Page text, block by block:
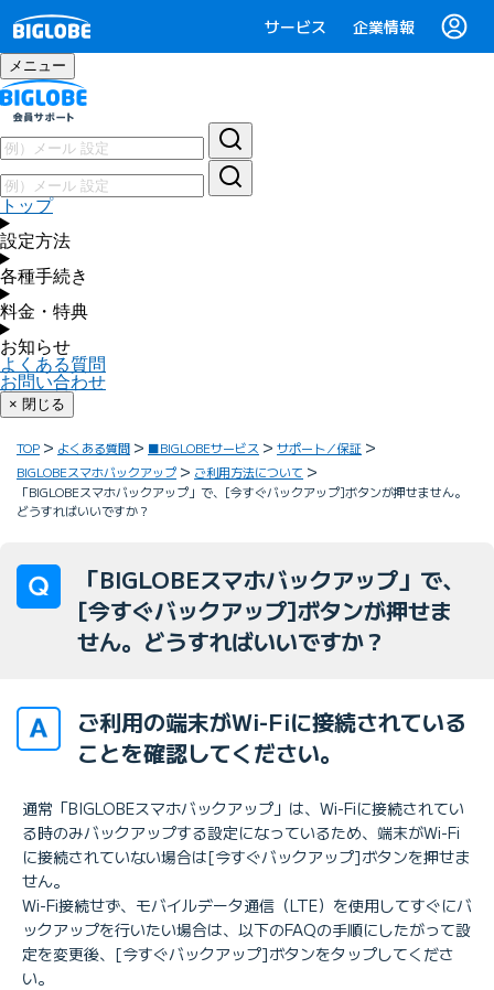
サービス 企業情報
メニュー
トップ
設定方法
各種手続き
料金・特典
お知らせ
よくある質問
お問い合わせ
× 閉じる
TOP よくある質問 ■BIGLOBEサービス
サポート／保証
BIGLOBEスマホバックアップ
ご利用方法について
「BIGLOBEスマホバックアップ」で、[今すぐバックアップ]ボタンが押せません。
どうすればいいですか？
「BIGLOBEスマホバックアップ」で、
[今すぐバックアップ]ボタンが押せま
せん。どうすればいいですか？
ご利用の端末がWi-Fiに接続されている
ことを確認してください。
通常「BIGLOBEスマホバックアップ」は、Wi-Fiに接続されてい
る時のみバックアップする設定になっているため、端末がWi-Fi
に接続されていない場合は[今すぐバックアップ]ボタンを押せま
せん。
Wi-Fi接続せず、モバイルデータ通信（LTE）を使用してすぐにバ
ックアップを行いたい場合は、以下のFAQの手順にしたがって設
定を変更後、[今すぐバックアップ]ボタンをタップしてくださ
い。